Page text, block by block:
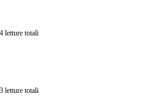
letture totali
letture totali